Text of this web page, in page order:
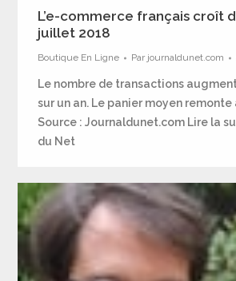
L’e-commerce français croît
juillet 2018
Boutique En Ligne Par journaldunet.com
Le nombre de transactions
sur un an. Le panier moyen remonte
Source : Journaldunet.com Lire la
du Net